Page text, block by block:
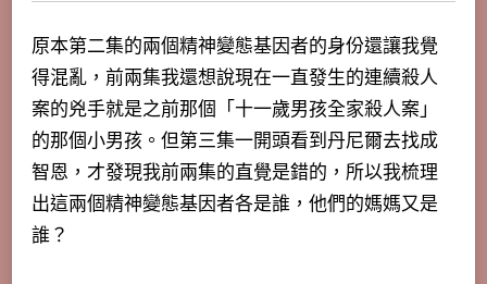
原本第二集的兩個精神變態基因者的身份還讓我覺
得混亂，前兩集我還想說現在一直發生的連續殺人
案的兇手就是之前那個「十一歲男孩全家殺人案」
的那個小男孩。但第三集一開頭看到丹尼爾去找成
智恩，才發現我前兩集的直覺是錯的，所以我梳理
出這兩個精神變態基因者各是誰，他們的媽媽又是
誰？